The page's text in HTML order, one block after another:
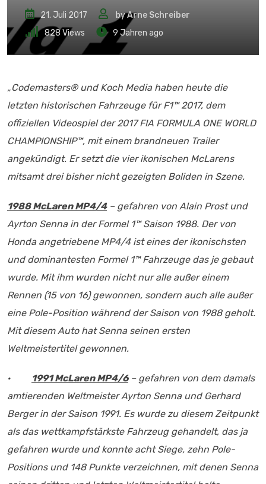
21. Juli 2017 byArne Schreiber
828Views 9 Jahren ago
„Codemasters® und Koch Media haben heute die
letzten historischen Fahrzeuge für F1™ 2017, dem
offiziellen Videospiel der 2017 FIA FORMULA ONE WORLD
CHAMPIONSHIP™, mit einem brandneuen Trailer
angekündigt. Er setzt die vier ikonischen McLarens
mitsamt drei bisher nicht gezeigten Boliden in Szene.
1988 McLaren MP4/4– gefahren von Alain Prost und
Ayrton Senna in der Formel 1™ Saison 1988. Der von
Honda angetriebene MP4/4 ist eines der ikonischsten
und dominantesten Formel 1™ Fahrzeuge das je gebaut
wurde. Mit ihm wurden nicht nur alle außer einem
Rennen (15 von 16) gewonnen, sondern auch alle außer
eine Pole-Position während der Saison von 1988 geholt.
Mit diesem Auto hat Senna seinen ersten
Weltmeistertitel gewonnen.
· 1991 McLaren MP4/6– gefahren von dem damals
amtierenden Weltmeister Ayrton Senna und Gerhard
Berger in der Saison 1991. Es wurde zu diesem Zeitpunkt
als das wettkampfstärkste Fahrzeug gehandelt, das ja
gefahren wurde und konnte acht Siege, zehn Pole-
Positions und 148 Punkte verzeichnen, mit denen Senna